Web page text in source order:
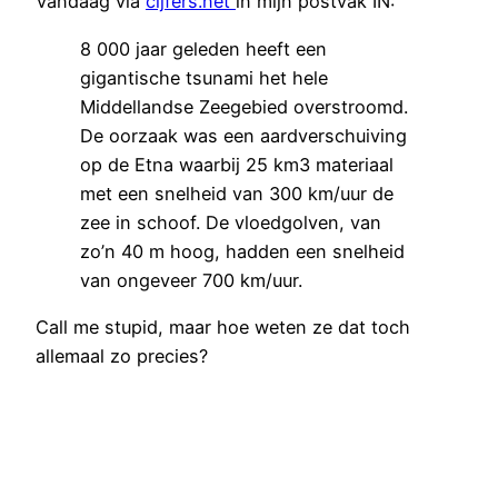
8 000 jaar geleden heeft een
gigantische tsunami het hele
Middellandse Zeegebied overstroomd.
De oorzaak was een aardverschuiving
op de Etna waarbij 25 km3 materiaal
met een snelheid van 300 km/uur de
zee in schoof. De vloedgolven, van
zo’n 40 m hoog, hadden een snelheid
van ongeveer 700 km/uur.
Call me stupid, maar hoe weten ze dat toch
allemaal zo precies?